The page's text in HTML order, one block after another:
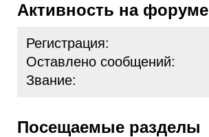
Активность на форуме
Регистрация:
Оставлено сообщений:
Звание:
Посещаемые разделы